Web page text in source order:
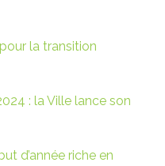
la transition
: la Ville lance son
d’année riche en